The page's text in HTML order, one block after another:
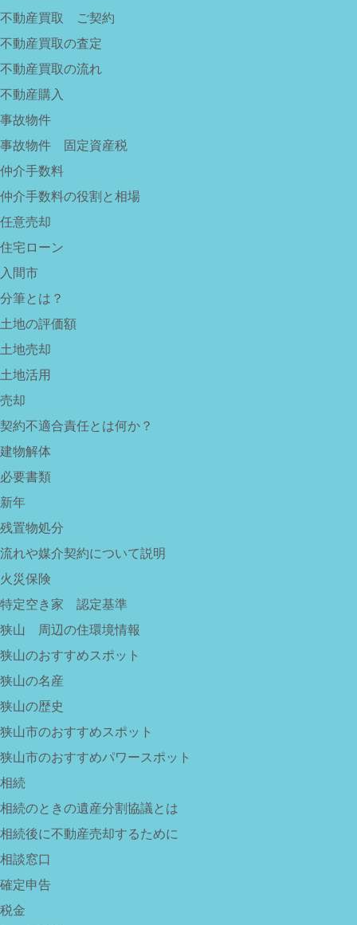
不動産買取 ご契約
不動産買取の査定
不動産買取の流れ
不動産購入
事故物件
事故物件 固定資産税
仲介手数料
仲介手数料の役割と相場
任意売却
住宅ローン
入間市
分筆とは？
土地の評価額
土地売却
土地活用
売却
契約不適合責任とは何か？
建物解体
必要書類
新年
残置物処分
流れや媒介契約について説明
火災保険
特定空き家 認定基準
狭山 周辺の住環境情報
狭山のおすすめスポット
狭山の名産
狭山の歴史
狭山市のおすすめスポット
狭山市のおすすめパワースポット
相続
相続のときの遺産分割協議とは
相続後に不動産売却するために
相談窓口
確定申告
税金